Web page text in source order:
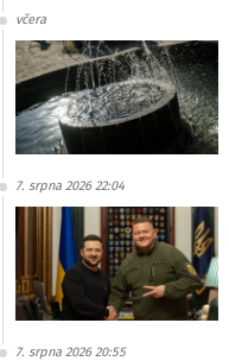
včera
7. srpna 2026 22:04
7. srpna 2026 20:55